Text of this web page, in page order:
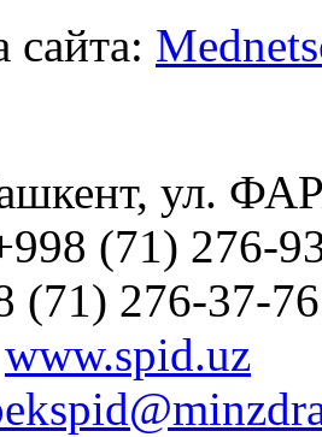
сайта:
ул.
(71) 276-
(71) 276-37-76
www.spid.uz